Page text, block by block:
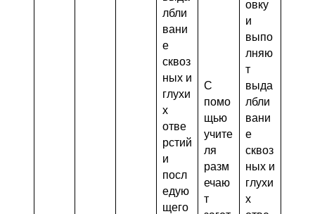
лбли
вани
е
сквоз
ных и
глухи
х
отве
рстий
и
посл
едую
щего
С
помо
щью
учите
ля
разм
ечаю
т
овку
и
выпо
лняю
т
выда
лбли
вани
е
сквоз
ных и
глухи
х